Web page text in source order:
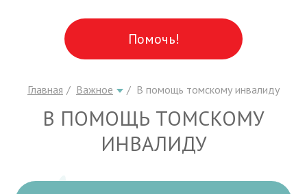
Помочь!
Главная Важное В помощь томскому инвалиду
В ПОМОЩЬ ТОМСКОМУ
ИНВАЛИДУ